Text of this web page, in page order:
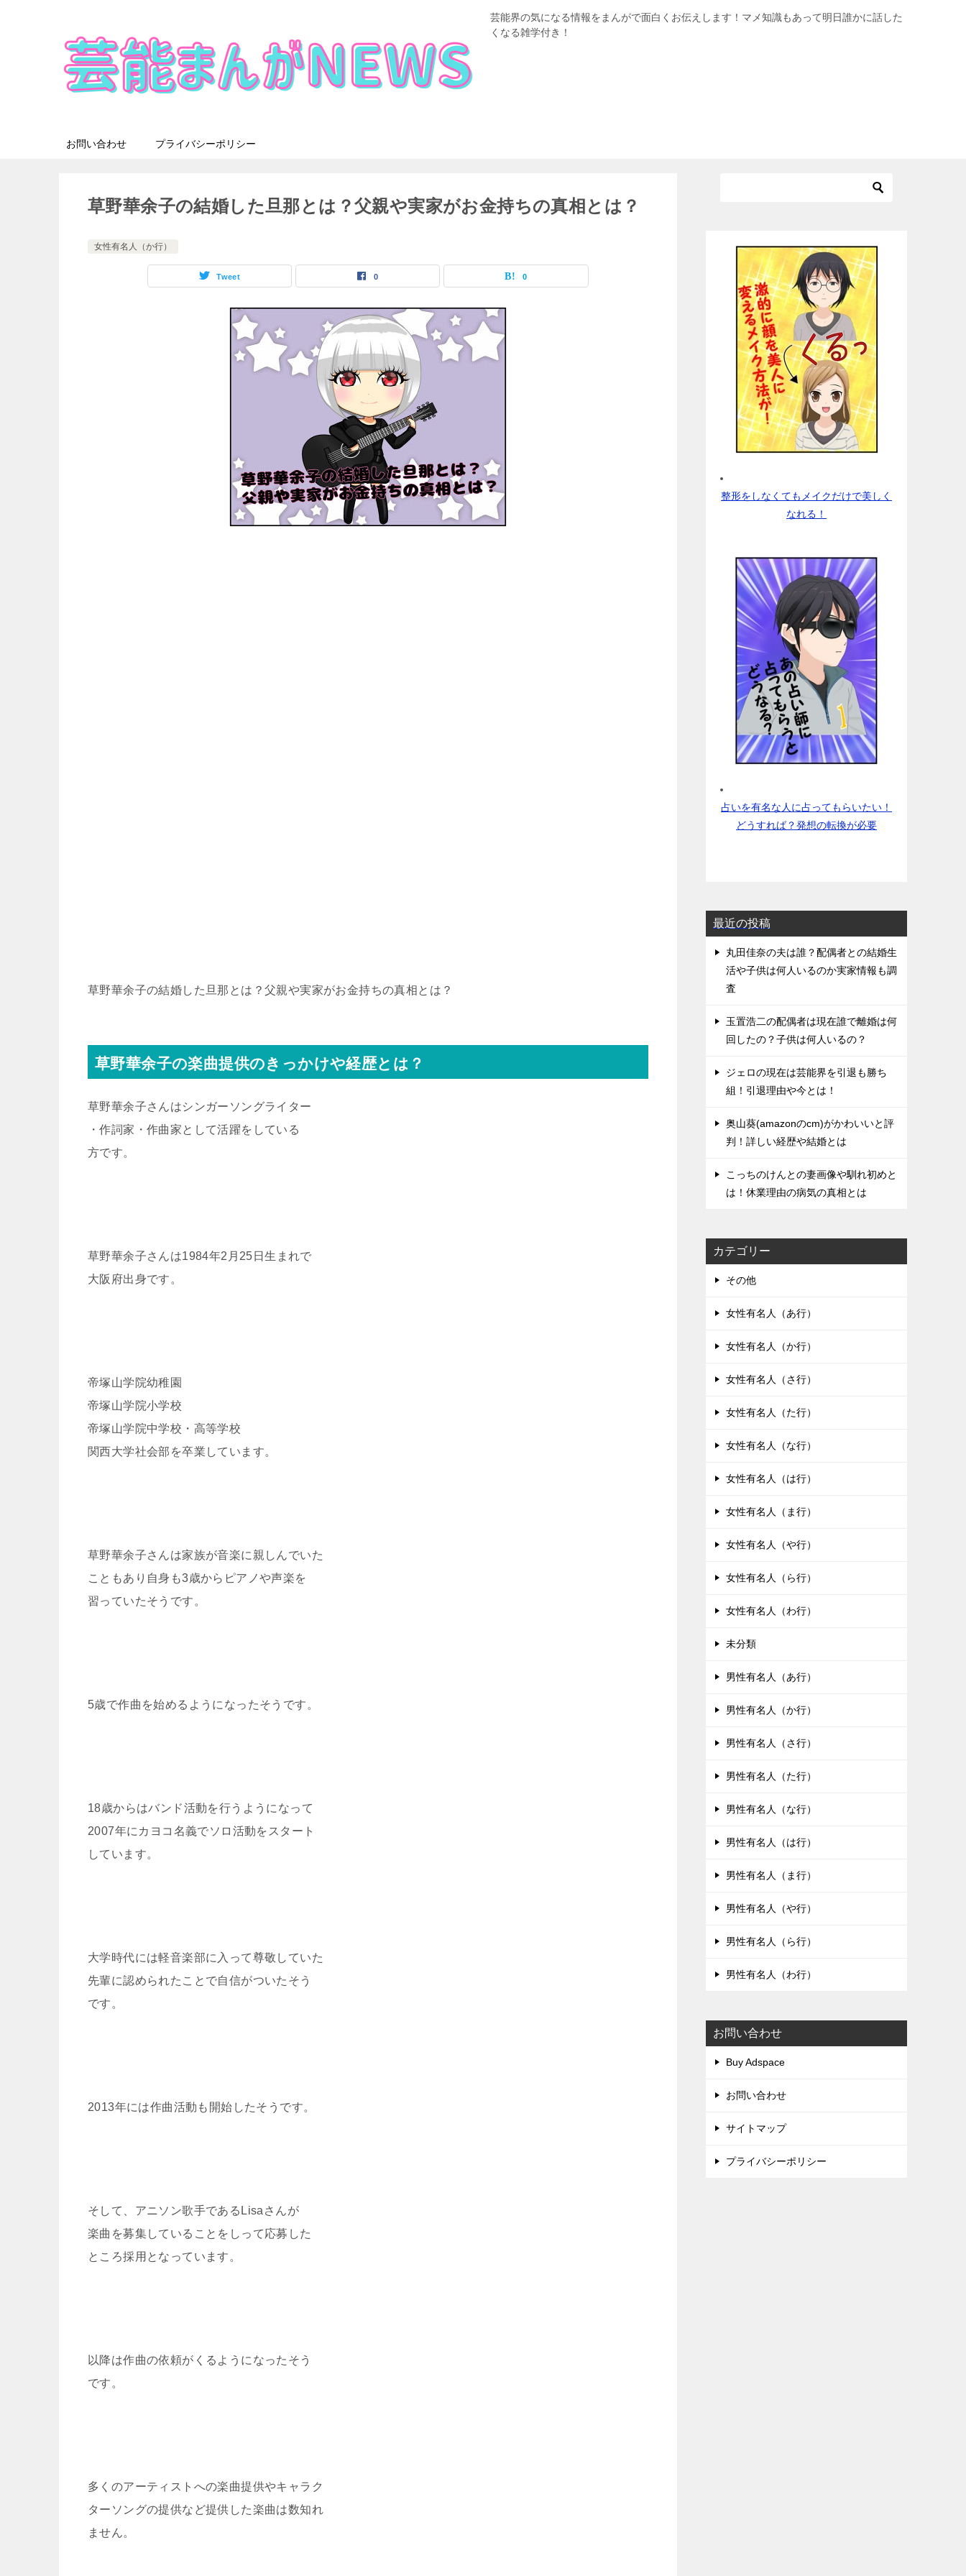
芸能界の気になる情報をまんがで面白くお伝えします！マメ知識もあって明日誰かに話した
くなる雑学付き！
お問い合わせ プライバシーポリシー
草野華余子の結婚した旦那とは？父親や実家がお金持ちの真相とは？
女性有名人（か行）
Tweet 0 0
草野華余子の結婚した旦那とは？父親や実家がお金持ちの真相とは？
草野華余子の楽曲提供のきっかけや経歴とは？
草野華余子さんはシンガーソングライター
・作詞家・作曲家として活躍をしている
方です。
草野華余子さんは1984年2月25日生まれで
大阪府出身です。
帝塚山学院幼稚園
帝塚山学院小学校
帝塚山学院中学校・高等学校
関西大学社会部を卒業しています。
草野華余子さんは家族が音楽に親しんでいた
こともあり自身も3歳からピアノや声楽を
習っていたそうです。
5歳で作曲を始めるようになったそうです。
18歳からはバンド活動を行うようになって
2007年にカヨコ名義でソロ活動をスタート
しています。
大学時代には軽音楽部に入って尊敬していた
先輩に認められたことで自信がついたそう
です。
2013年には作曲活動も開始したそうです。
そして、アニソン歌手であるLisaさんが
楽曲を募集していることをしって応募した
ところ採用となっています。
以降は作曲の依頼がくるようになったそう
です。
多くのアーティストへの楽曲提供やキャラク
ターソングの提供など提供した楽曲は数知れ
ません。
整形をしなくてもメイクだけで美しく
なれる！
占いを有名な人に占ってもらいたい！
どうすれば？発想の転換が必要
最近の投稿
丸田佳奈の夫は誰？配偶者との結婚生
活や子供は何人いるのか実家情報も調
査
玉置浩二の配偶者は現在誰で離婚は何
回したの？子供は何人いるの？
ジェロの現在は芸能界を引退も勝ち
組！引退理由や今とは！
奥山葵(amazonのcm)がかわいいと評
判！詳しい経歴や結婚とは
こっちのけんとの妻画像や馴れ初めと
は！休業理由の病気の真相とは
カテゴリー
その他
女性有名人（あ行）
女性有名人（か行）
女性有名人（さ行）
女性有名人（た行）
女性有名人（な行）
女性有名人（は行）
女性有名人（ま行）
女性有名人（や行）
女性有名人（ら行）
女性有名人（わ行）
未分類
男性有名人（あ行）
男性有名人（か行）
男性有名人（さ行）
男性有名人（た行）
男性有名人（な行）
男性有名人（は行）
男性有名人（ま行）
男性有名人（や行）
男性有名人（ら行）
男性有名人（わ行）
お問い合わせ
Buy Adspace
お問い合わせ
サイトマップ
プライバシーポリシー